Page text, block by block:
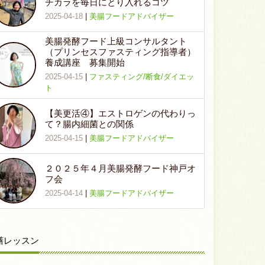
2025-04-18 |美腸フードアドバイザー
美腸発酵フード上級コンサルタント
（プリンセスファスティング指導者）
養成講座 募集開始
2025-04-15
ファスティング/断食/ダイエッ
ト
【美更活④】エストロゲンの代わりっ
て？腸内細菌との関係
2025-04-15 |美腸フードアドバイザー
２０２５年４月美腸発酵フード神戸オ
フ会
2025-04-14 |美腸フードアドバイザー
レッスン